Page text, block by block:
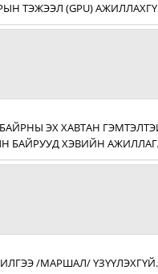
ТЭЖЭЭЛ (GPU)
ЭХ ХАВТАН
БАЙРУУД ХЭВИЙН
/МАРШАЛ/ ҮЗҮҮЛЭХГҮЙ.